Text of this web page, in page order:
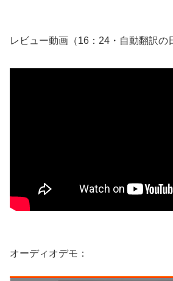
レビュー動画（16：24・自動翻訳の
オーディオデモ：